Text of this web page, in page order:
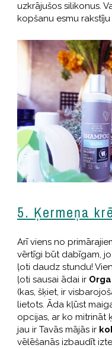
uzkrājušos silikonus.
kopšanu esmu rakstīju
5. Ķermeņa
Arī viens no
vērtīgi būt dabīgam,
ļoti daudz stundu!
ļoti sausai ādai ir
(kas, šķiet, ir
lietots. Āda kļūst
opcijas, ar ko mitrināt
jau ir Tavās mājās ir
vēlēšanās izbaudīt